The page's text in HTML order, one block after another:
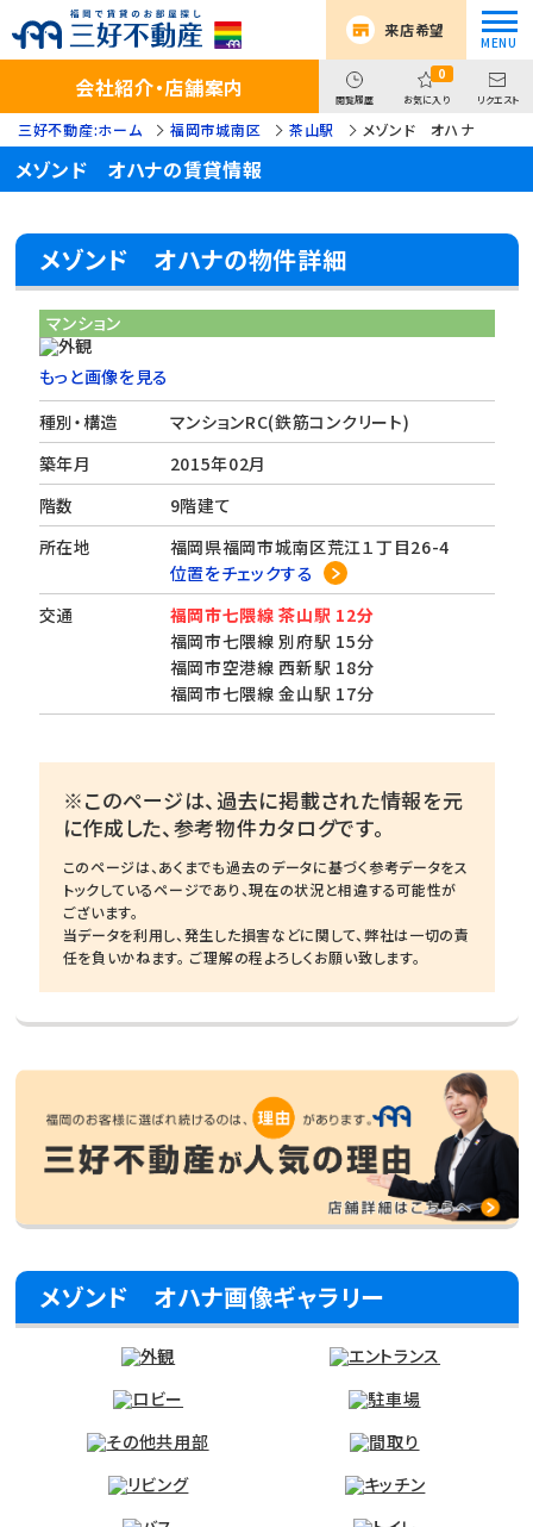
来店希望
会社紹介・店舗案内 閲覧履歴
0
お気に入り リクエスト
三好不動産:ホーム 福岡市城南区 茶山駅 メゾンド オハナ
メゾンド オハナの賃貸情報
メゾンド オハナの物件詳細
マンション
もっと画像を見る
種別・構造
マンションRC(鉄筋コンクリート)
築年月
2015年02月
階数
9階建て
所在地
福岡県福岡市城南区荒江１丁目26-4
位置をチェックする
交通
福岡市七隈線 茶山駅 12分
福岡市七隈線 別府駅 15分
福岡市空港線 西新駅 18分
福岡市七隈線 金山駅 17分
※このページは、過去に掲載された情報を元
に作成した、参考物件カタログです。
このページは、あくまでも過去のデータに基づく参考データをス
トックしているページであり、現在の状況と相違する可能性が
ございます。
当データを利用し、発生した損害などに関して、弊社は一切の責
任を負いかねます。 ご理解の程よろしくお願い致します。
メゾンド オハナ画像ギャラリー